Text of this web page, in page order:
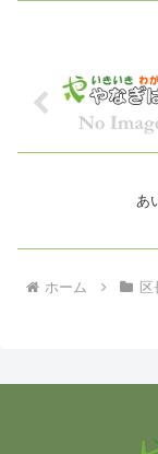
あ
ホーム 区